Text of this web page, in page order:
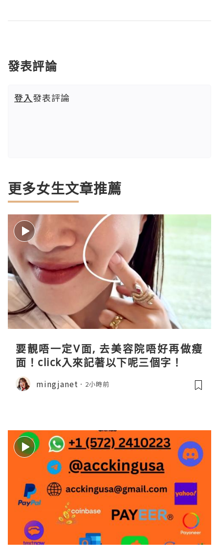
發表評論
登入發表評論
更多女生文章推薦
要靚唔一定V面, 去美容院唔好再做瘦
面！click入來記著以下呢三個字！
mingjanet 2小時前